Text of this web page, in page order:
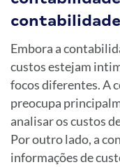
Embora a
custos estejam
focos diferentes. A
preocupa
analisar os custos
Por outro lado, a
informações de